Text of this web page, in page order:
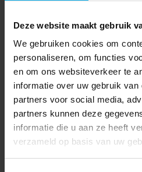
Deze website maakt gebruik
We gebruiken cookies om
personaliseren, om functies
en om ons websiteverkeer te
informatie over uw gebruik
partners voor social media,
partners kunnen deze
informatie die u aan ze heeft
verzameld op basis van uw